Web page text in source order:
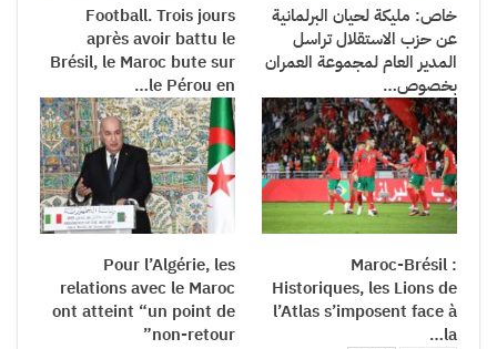
خاص: مليكة لحيان البرلمانية
عن حزب الاستقلال تراسل
المدير العام لمجموعة العمران
بخصوص…
Football. Trois jours
après avoir battu le
Brésil, le Maroc bute sur
le Pérou en…
Maroc-Brésil :
Historiques, les Lions de
l’Atlas s’imposent face à
la…
Pour l’Algérie, les
relations avec le Maroc
ont atteint “un point de
non-retour”